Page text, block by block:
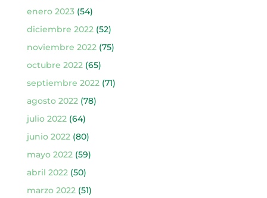
enero 2023(54)
diciembre 2022(52)
noviembre 2022(75)
octubre 2022(65)
septiembre 2022(71)
agosto 2022(78)
julio 2022(64)
junio 2022(80)
mayo 2022(59)
abril 2022(50)
marzo 2022(51)